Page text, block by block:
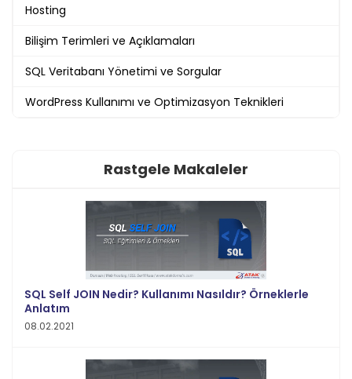
Hosting
Bilişim Terimleri ve Açıklamaları
SQL Veritabanı Yönetimi ve Sorgular
WordPress Kullanımı ve Optimizasyon Teknikleri
Rastgele Makaleler
SQL Self JOIN Nedir? Kullanımı Nasıldır? Örneklerle
Anlatım
08.02.2021